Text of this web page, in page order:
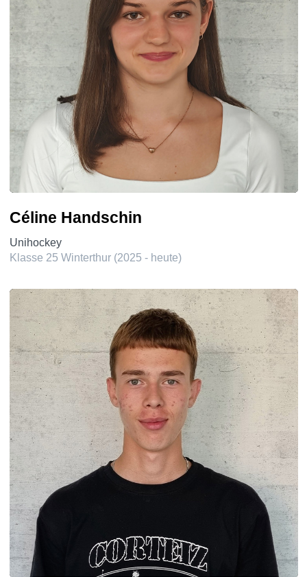
Céline Handschin
Unihockey
Klasse 25 Winterthur (2025 - heute)